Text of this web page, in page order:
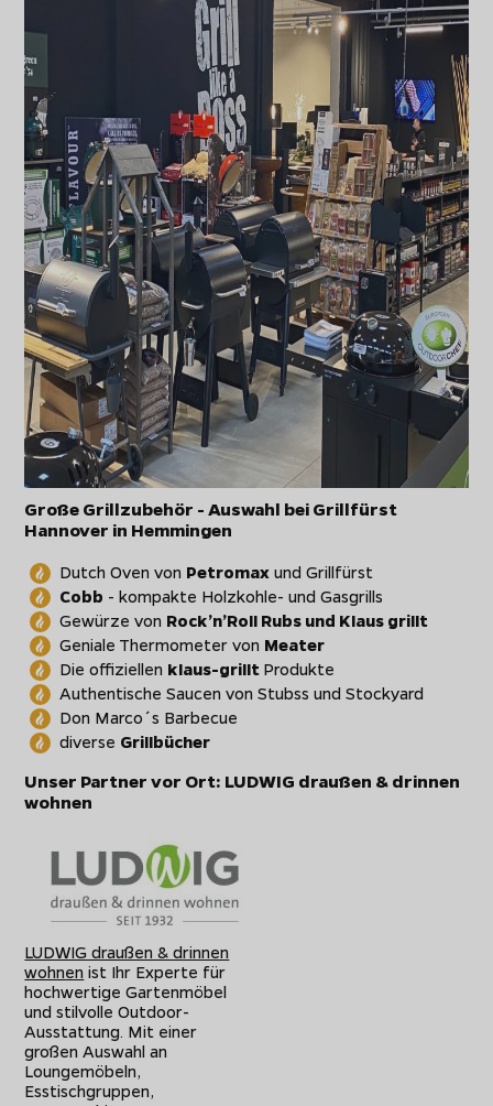
Große Grillzubehör - Auswahl bei Grillfürst
Hannover in Hemmingen
Dutch Oven von Petromax und Grillfürst
Cobb - kompakte Holzkohle- und Gasgrills
Gewürze von Rock’n’Roll Rubs und Klaus grillt
Geniale Thermometer von Meater
Die offiziellen klaus-grillt Produkte
Authentische Saucen von Stubss und Stockyard
Don Marco´s Barbecue
diverse Grillbücher
Unser Partner vor Ort: LUDWIG draußen & drinnen
wohnen
LUDWIG draußen & drinnen
wohnen ist Ihr Experte für
hochwertige Gartenmöbel
und stilvolle Outdoor-
Ausstattung. Mit einer
großen Auswahl an
Loungemöbeln,
Esstischgruppen,